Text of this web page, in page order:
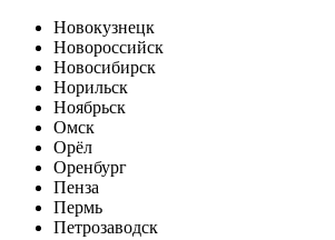
Новокузнецк
Новороссийск
Новосибирск
Норильск
Ноябрьск
Омск
Орёл
Оренбург
Пенза
Пермь
Петрозаводск